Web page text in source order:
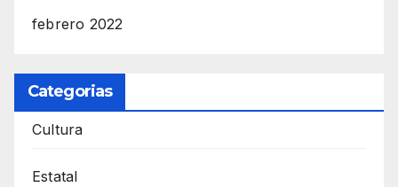
febrero 2022
Categorias
Cultura
Estatal